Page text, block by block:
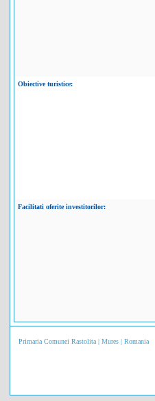
Obiective turistice:
Facilitati oferite investitorilor:
Primaria Comunei Rastolita | Mures | Romania